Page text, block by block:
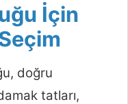
İçin
doğru
tatları,